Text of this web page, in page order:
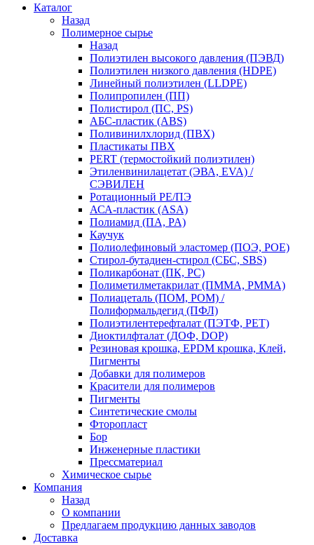
Каталог
Назад
Полимерное сырье
Назад
Полиэтилен высокого давления (ПЭВД)
Полиэтилен низкого давления (HDPE)
Линейный полиэтилен (LLDPE)
Полипропилен (ПП)
Полистирол (ПС, PS)
АБС-пластик (ABS)
Поливинилхлорид (ПВХ)
Пластикаты ПВХ
PERT (термостойкий полиэтилен)
Этиленвинилацетат (ЭВА, EVA) /
СЭВИЛЕН
Ротационный PE/ПЭ
АСА-пластик (ASA)
Полиамид (ПА, PA)
Каучук
Полиолефиновый эластомер (ПОЭ, POE)
Стирол-бутадиен-стирол (СБС, SBS)
Поликарбонат (ПК, PC)
Полиметилметакрилат (ПММА, PMMA)
Полиацеталь (ПОМ, POM) /
Полиформальдегид (ПФЛ)
Полиэтилентерефталат (ПЭТФ, PET)
Диоктилфталат (ДОФ, DOP)
Резиновая крошка, EPDM крошка, Клей,
Пигменты
Добавки для полимеров
Красители для полимеров
Пигменты
Синтетические смолы
Фторопласт
Бор
Инженерные пластики
Прессматериал
Химическое сырье
Компания
Назад
О компании
Предлагаем продукцию данных заводов
Доставка